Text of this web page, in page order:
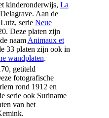
kinderonderwijs, La
Aan de
serie Neue
Deze platen zijn
naam Animaux et
33 platen zijn ook in
wandplaten.
getiteld
fotografische
rond 1912 en
serie ook Suriname
van het